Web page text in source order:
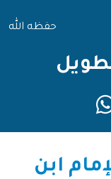
حفظه الله
ابن